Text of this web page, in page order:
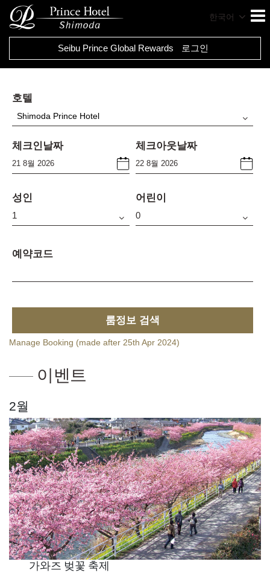
한국어
Seibu Prince Global Rewards 로그인
호텔
Shimoda Prince Hotel
체크인날짜 체크아웃날짜
성인 어린이
예약코드
룸정보 검색
Manage Booking (made after 25th Apr 2024)
이벤트
2월
가와즈 벚꽃 축제